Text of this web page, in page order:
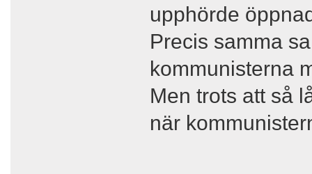
upphörde
Precis samma
kommunisterna
Men trots att så
när